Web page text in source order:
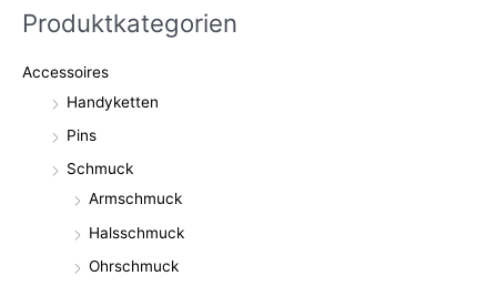
Produktkategorien
Accessoires
Handyketten
Pins
Schmuck
Armschmuck
Halsschmuck
Ohrschmuck